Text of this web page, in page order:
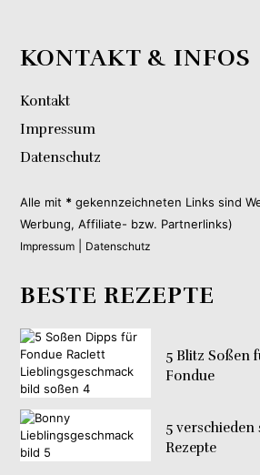
KONTAKT & INFOS
Kontakt
Impressum
Datenschutz
Alle mit * gekennzeichneten Links sind
Werbung, Affiliate- bzw. Partnerlinks)
Impressum Datenschutz
BESTE REZEPTE
5 Blitz Soßen
Fondue
5
Rezepte